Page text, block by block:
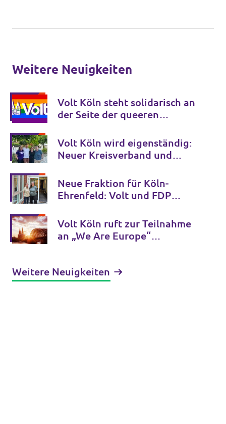
Weitere Neuigkeiten
Volt Köln steht solidarisch an
der Seite der queeren
Volt Köln wird eigenständig:
Neuer Kreisverband und
Neue Fraktion für Köln-
Ehrenfeld: Volt und FDP
Bezirksvertretung
Volt Köln ruft zur Teilnahme
an „We Are Europe“
Weitere Neuigkeiten